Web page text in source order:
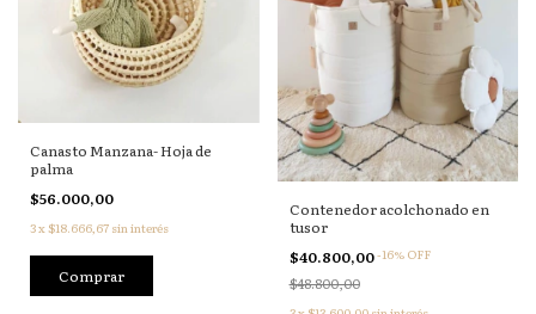
Canasto Manzana- Hoja de
palma
$56.000,00
3x$18.666,67 sin interés
Contenedor acolchonado en
tusor
$40.800,00-16% OFF
$48.800,00